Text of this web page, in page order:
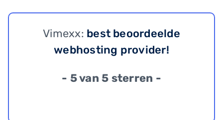
Vimexx: best beoordeelde
webhosting provider!
- 5 van 5 sterren -